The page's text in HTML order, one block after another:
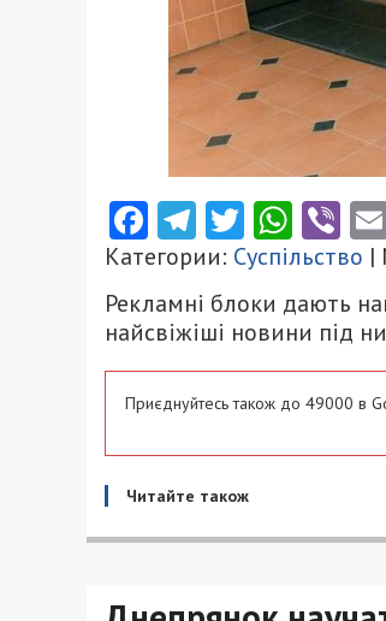
Facebook
Telegram
Twitter
Категории: Суспільство |
Рекламні блоки дають
найсвіжіші новини під
Приєднуйтесь також до 49000 в
Читайте також